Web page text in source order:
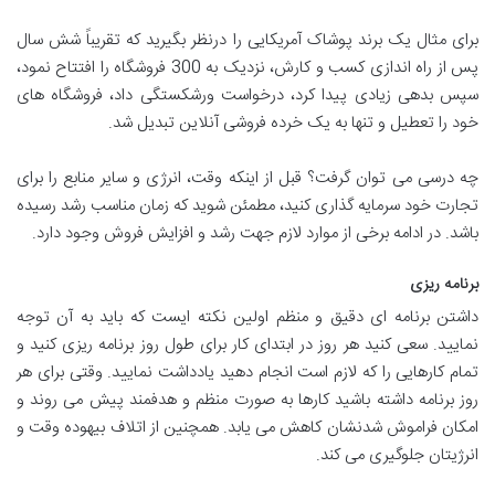
برای مثال یک برند پوشاک آمریکایی را درنظر بگیرید که تقریباً شش سال
پس از راه اندازی کسب و کارش، نزدیک به 300 فروشگاه را افتتاح نمود،
سپس بدهی زیادی پیدا کرد، درخواست ورشکستگی داد، فروشگاه های
خود را تعطیل و تنها به یک خرده فروشی آنلاین تبدیل شد.
چه درسی می توان گرفت؟ قبل از اینکه وقت، انرژی و سایر منابع را برای
تجارت خود سرمایه گذاری کنید، مطمئن شوید که زمان مناسب رشد رسیده
باشد. در ادامه برخی از موارد لازم جهت رشد و افزایش فروش وجود دارد.
برنامه ریزی
داشتن برنامه ای دقیق و منظم اولین نکته ایست که باید به آن توجه
نمایید. سعی کنید هر روز در ابتدای کار برای طول روز برنامه ریزی کنید و
تمام کارهایی را که لازم است انجام دهید یادداشت نمایید. وقتی برای هر
روز برنامه داشته باشید کارها به صورت منظم و هدفمند پیش می روند و
امکان فراموش شدنشان کاهش می یابد. همچنین از اتلاف بیهوده وقت و
انرژیتان جلوگیری می کند.